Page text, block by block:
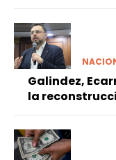
Galindez,
la